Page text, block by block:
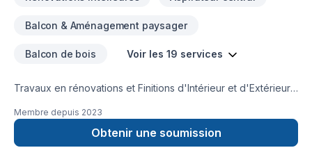
Balcon & Aménagement paysager
Balcon de bois Voir les 19 services
Travaux en rénovations et Finitions d'Intérieur et d'Extérieur.
Membre depuis 2023
Obtenir une soumission